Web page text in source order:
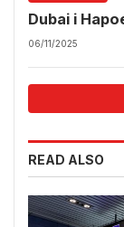
Dubai i
06/11/2025
READ ALSO